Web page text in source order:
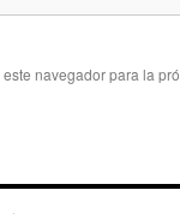
navegador para la